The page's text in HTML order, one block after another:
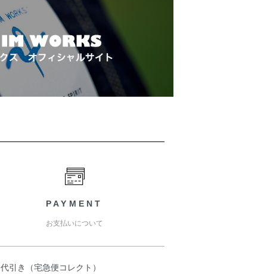
PAYMENT
お支払いについて
引き（宅急便コレクト）